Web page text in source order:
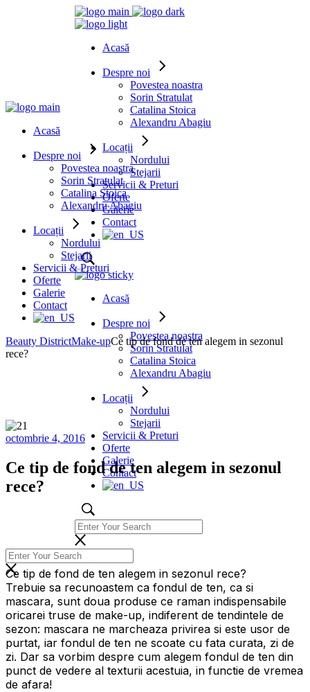
Acasă
Despre noi
Povestea noastra
Sorin Stratulat
Catalina Stoica
Alexandru Abagiu
Locații
Nordului
Stejarii
Servicii & Preturi
Oferte
Galerie
Contact
Acasă
Despre noi
Povestea noastra
Sorin Stratulat
Catalina Stoica
Alexandru Abagiu
Locații
Nordului
Stejarii
Servicii & Preturi
Oferte
Galerie
Contact
Acasă
Despre noi
Povestea noastra
Sorin Stratulat
Catalina Stoica
Alexandru Abagiu
Locații
Nordului
Stejarii
Servicii & Preturi
Oferte
Galerie
Contact
Beauty DistrictMake-upCe tip de fond de ten alegem in sezonul
rece?
octombrie 4, 2016
Ce tip de fond de ten alegem in sezonul
rece?
Ce tip de fond de ten alegem in sezonul rece?
Trebuie sa recunoastem ca fondul de ten, ca si
mascara, sunt doua produse ce raman indispensabile
oricarei truse de make-up, indiferent de tendintele de
sezon: mascara ne marcheaza privirea si este usor de
purtat, iar fondul de ten ne scoate cu fata curata, zi de
zi. Dar sa vorbim despre cum alegem fondul de ten din
punct de vedere al texturii acestuia, in functie de vremea
de afara!